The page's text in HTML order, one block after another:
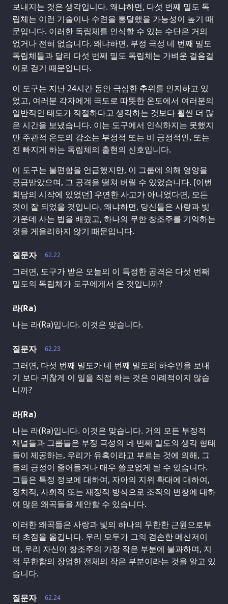
보내지는 것은 생각입니다. 왜냐하면, 다섯 번째 밀도 독
립체는 이런 기술이나 수련을 통달했을 가능성이 높기 때
문입니다. 이러한 독립체를 인식할 수 있는 수단은 거의
없거나 전혀 없습니다. 왜냐하면, 부정 극성 네 번째 밀도
독립체들과 달리 다섯 번째 밀도 독립체는 가벼운 걸음걸
이로 걷기 때문입니다.
이 도구는 지난 24시간 동안 극심한 추위를 인지하고 있
었고, 여러분 각자에게 극도로 따뜻한 온도에서 여러분의
일반적인 태도가 적절하다고 생각하는 것보다 훨씬 더 많
은 시간을 보냈습니다. 이는 도구에서 인식하지는 못했지
만 주관적 온도의 감소는 부정적 또는 비 긍정적인, 또는
진 빠지게 하는 독립체의 출현의 신호입니다.
이 도구는 불편함을 언급했지만, 이 그룹에 의해 영양을
공급받았으며, 그 공격을 떨쳐 버릴 수 있었습니다. [이번
회답의 시작에 있었던] 우연한 사고가 아니었다면, 모든
것이 잘 되었을 것입니다. 왜냐하면, 당신들은 사랑과 빛
가운데 사는 법을 배웠고, 하나의 무한 창조주를 기억하는
것을 게을리하지 않기 때문입니다.
62.22
질문자
그러면, 도구가 받은 오늘의 이 특정한 공격은 다섯 번째
밀도의 독립체가 도구에게서 온 것입니까?
라(Ra)
나는 라(Ra)입니다. 이것은 맞습니다.
62.23
질문자
그러면, 다섯 번째 밀도가 네 번째 밀도의 하수인을 보내
기 보다 귀찮게 이 일을 직접 하는 것은 이례적이지 않습
니까?
라(Ra)
나는 라(Ra)입니다. 이것은 맞습니다. 거의 모든 부정적
채널들과 그룹들은 부정 극성의 네 번째 밀도의 생각 형태
들이 제공하는, 우리가 유혹이라고 부르는 것에 의해, 그
들의 긍정이 줄어들거나 매우 쓸모없게 될 수 있습니다.
그들은 특정 정보에 대하여, 자아의 지위 확대에 대하여,
정치적, 사회적 또는 재정적 방식으로 조직의 번창에 대하
여 많은 왜곡들을 제안할 수 있습니다.
이러한 왜곡들은 사랑과 빛의 하나의 무한한 근원으로부
터 초점을 옮깁니다. 우리 모두가 그의 겸손한 메신저이
며, 우리 자신이 창조주의 가장 작은 부분에 불과하며, 지
적 무한함의 장엄한 전체의 작은 부분이라는 것을 알고 있
습니다.
62.24
질문자